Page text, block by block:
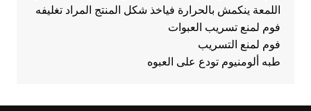
اللمعة ينكمش بالحرارة فياخذ شكل المنتج المراد تغليفه
فوم لمنع تسريب العبوات
فوم لمنع التسريب
طبه ألومنيوم تودع على العبوه